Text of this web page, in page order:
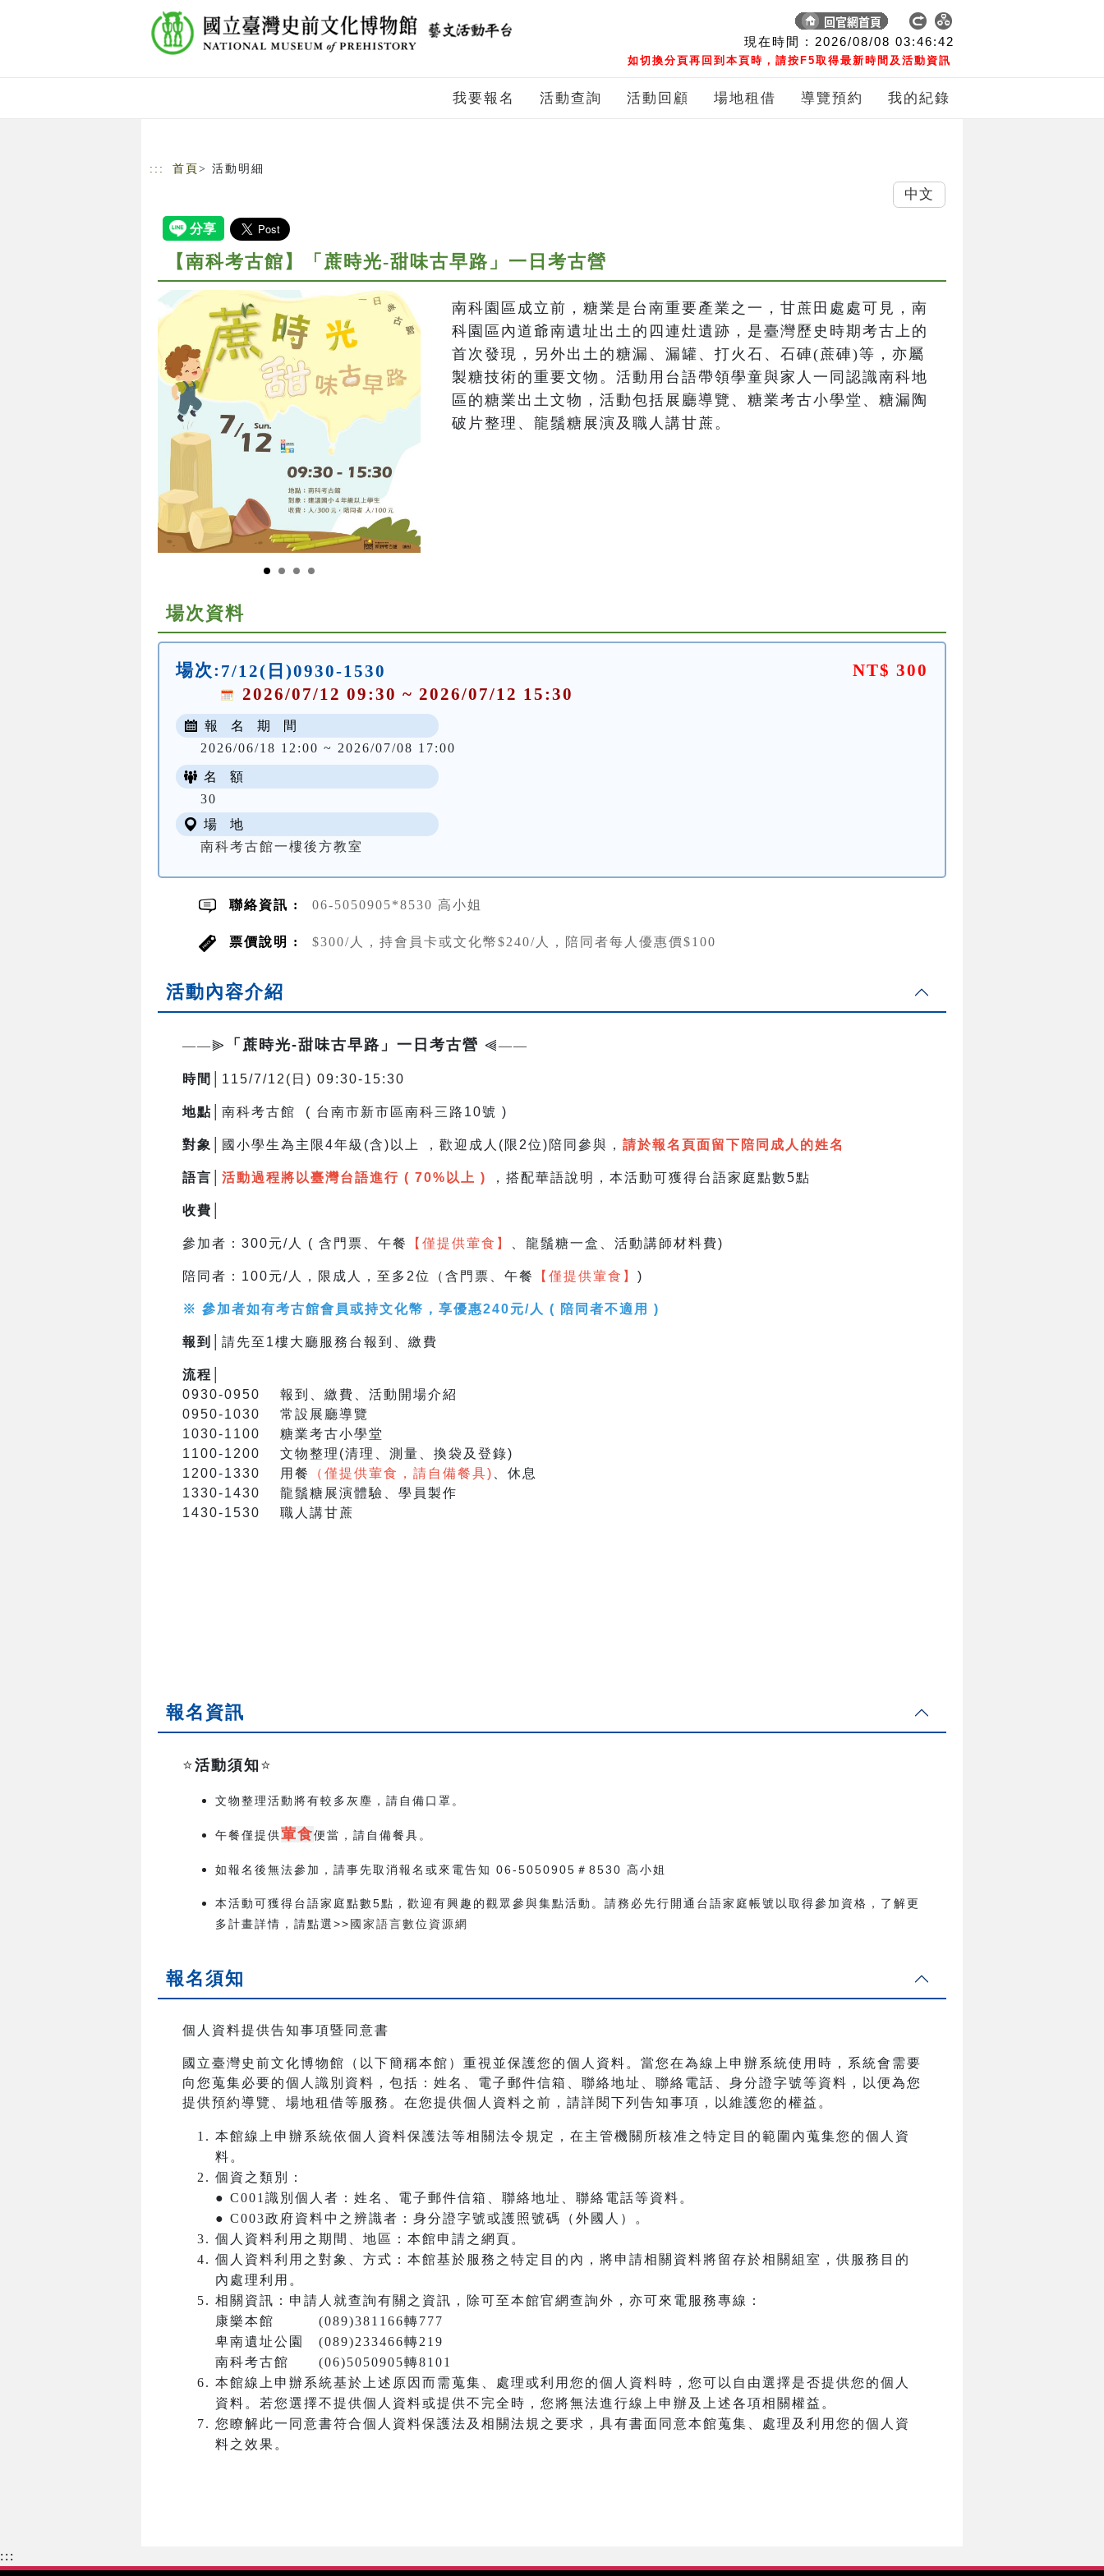
現在時間 : 2026/08/08 03:46:43
如切換分頁再回到本頁時，請按F5取得最新時間及活動資訊
我要報名 活動查詢 活動回顧 場地租借 導覽預約 我的紀錄
::: 首頁 > 活動明細
【南科考古館】「蔗時光-甜味古早路」一日考古營
南科園區成立前，糖業是台南重要產業之一，甘蔗田處處可見，南
科園區內道爺南遺址出土的四連灶遺跡，是臺灣歷史時期考古上的
首次發現，另外出土的糖漏、漏罐、打火石、石硨(蔗硨)等，亦屬
製糖技術的重要文物。活動用台語帶領學童與家人一同認識南科地
區的糖業出土文物，活動包括展廳導覽、糖業考古小學堂、糖漏陶
破片整理、龍鬚糖展演及職人講甘蔗。
場次資料
場次: 7/12(日)0930-1530
2026/07/12 09:30 ~ 2026/07/12 15:30
NT$ 300
報 名 期 間
2026/06/18 12:00 ~ 2026/07/08 17:00
名 額
30
場 地
南科考古館一樓後方教室
聯絡資訊 : 06-5050905*8530 高小姐
票價說明 : $300/人，持會員卡或文化幣$240/人，陪同者每人優惠價$100
活動內容介紹
——⫸ 「蔗時光-甜味古早路」一日考古營 ⫷——
時間│ 115/7/12(日) 09:30-15:30
地點│ 南科考古館 ( 台南市新市區南科三路10號 )
對象│ 國小學生為主限4年級(含)以上 ， 歡迎成人(限2位)陪同參與， 請於報名頁面留下陪同成人的姓名
語言│ 活動過程將以臺灣台語進行 ( 70%以上 ) ，搭配華語說明， 本活動可獲得台語家庭點數5點
收費│
參加者：300元/人 ( 含門票、午餐 【僅提供葷食】 、龍鬚糖一盒、活動講師材料費)
陪同者：100元/人，限成人，至多2位（含門票、午餐 【僅提供葷食】 )
※ 參加者如有考古館會員或持文化幣，享優惠240元/人 ( 陪同者不適用 )
報到│ 請先至1樓大廳服務台報到、繳費
流程│
0930-0950 報到、繳費、活動開場介紹
0950-1030 常設展廳導覽
1030-1100 糖業考古小學堂
1100-1200 文物整理(清理、測量、換袋及登錄)
1200-1330 用餐
（僅提供葷食，請自備餐具)
、休息
1330-1430 龍鬚糖展演體驗、學員製作
1430-1530 職人講甘蔗
報名資訊
⭐️活動須知 ⭐️
文物整理活動將有較多灰塵，請自備口罩。
午餐僅提供葷食便當，請自備餐具。
如報名後無法參加，請事先取消報名或來電告知 06-5050905＃8530 高小姐
本活動可獲得台語家庭點數5點，歡迎有興趣的觀眾參與集點活動。請務必先行開通台語家庭帳號以取得參加資格，了解更
多計畫詳情，請點選>> 國家語言數位資源網
報名須知
個人資料提供告知事項暨同意書
國立臺灣史前文化博物館（以下簡稱本館）重視並保護您的個人資料。當您在為線上申辦系統使用時，系統會需要
向您蒐集必要的個人識別資料，包括：姓名、電子郵件信箱、聯絡地址、聯絡電話、身分證字號等資料，以便為您
提供預約導覽、場地租借等服務。在您提供個人資料之前，請詳閱下列告知事項，以維護您的權益。
本館線上申辦系統依個人資料保護法等相關法令規定，在主管機關所核准之特定目的範圍內蒐集您的個人資
料。
個資之類別：
● C001識別個人者：姓名、電子郵件信箱、聯絡地址、聯絡電話等資料。
● C003政府資料中之辨識者：身分證字號或護照號碼（外國人）。
個人資料利用之期間、地區：本館申請之網頁。
個人資料利用之對象、方式：本館基於服務之特定目的內，將申請相關資料將留存於相關組室，供服務目的
內處理利用。
相關資訊：申請人就查詢有關之資訊，除可至本館官網查詢外，亦可來電服務專線：
康樂本館 (089)381166轉777
卑南遺址公園 (089)233466轉219
南科考古館 (06)5050905轉8101
本館線上申辦系統基於上述原因而需蒐集、處理或利用您的個人資料時，您可以自由選擇是否提供您的個人
資料。若您選擇不提供個人資料或提供不完全時，您將無法進行線上申辦及上述各項相關權益。
您瞭解此一同意書符合個人資料保護法及相關法規之要求，具有書面同意本館蒐集、處理及利用您的個人資
料之效果。
:::